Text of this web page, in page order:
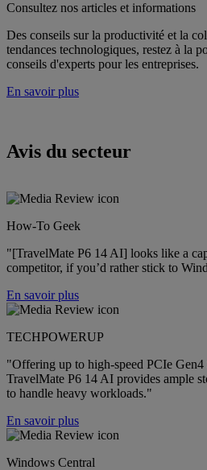
Consultez nos articles et informations
Des conseils sur la productivité et la
tendances technologiques, restez à la
conseils d'experts pour les entreprises.
En savoir plus
Avis du secteur
How-To Geek
"[TravelMate P6 14 AI] looks like a
competitor, if you’d rather stick to
En savoir plus
TECHPOWERUP
"Offering up to high-speed PCIe
TravelMate P6 14 AI provides ample
to handle heavy workloads."
En savoir plus
Windows Central